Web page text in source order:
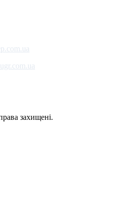
захищені.